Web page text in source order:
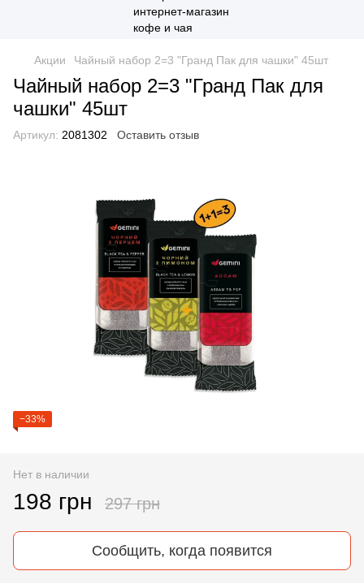
Акции Чайный набор 2=3 "Гранд Пак для чашки" 45шт
Чайный набор 2=3 "Гранд Пак для
чашки" 45шт
Артикул: 2081302 Оставить отзыв
−33%
Нет в наличии
198 грн 297 грн
Сообщить, когда появится